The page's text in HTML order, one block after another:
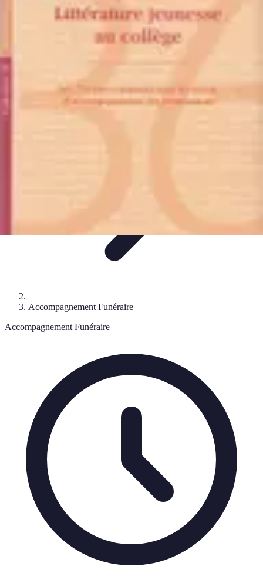
Accompagnement Funéraire
Accompagnement FunéraireChoix de l'accompagnementChoix et
Conseils PratiquesÉvaluation des Services
Accompagnement Funéraire
Accompagnement Funéraire